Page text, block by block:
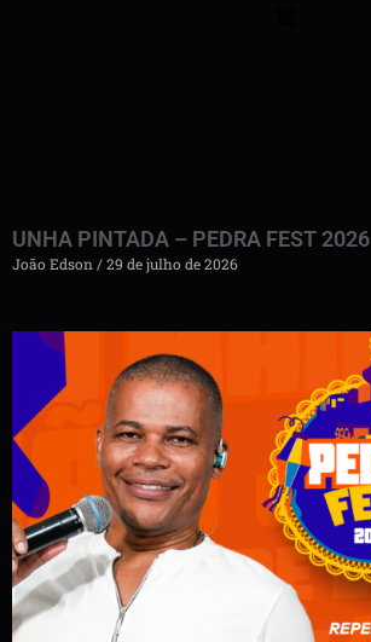
UNHA PINTADA – PEDRA FEST 2026
João Edson 29 de julho de 2026